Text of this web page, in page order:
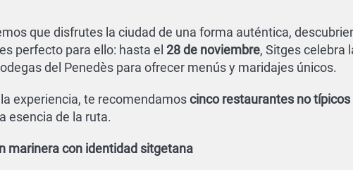
que disfrutes la ciudad de una forma auténtica,
perfecto para ello: hasta el 28 de noviembre, Sitges celebra
del Penedès para ofrecer menús y maridajes únicos.
experiencia, te recomendamoscinco restaurantes no típicos
esencia de la ruta.
marinera con identidad sitgetana